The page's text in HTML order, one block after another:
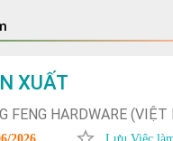
XUẤT
FENG HARDWARE (VIỆT